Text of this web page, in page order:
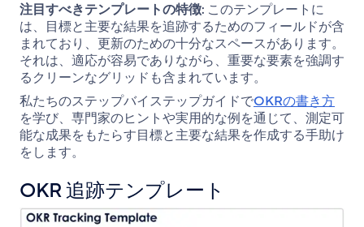
注目すべきテンプレートの特徴: このテンプレートに
は、目標と主要な結果を追跡するためのフィールドが含
まれており、更新のための十分なスペースがあります。
それは、適応が容易でありながら、重要な要素を強調す
るクリーンなグリッドも含まれています。
私たちのステップバイステップガイドでOKRの書き方
を学び、専門家のヒントや実用的な例を通じて、測定可
能な成果をもたらす目標と主要な結果を作成する手助け
をします。
OKR 追跡テンプレート